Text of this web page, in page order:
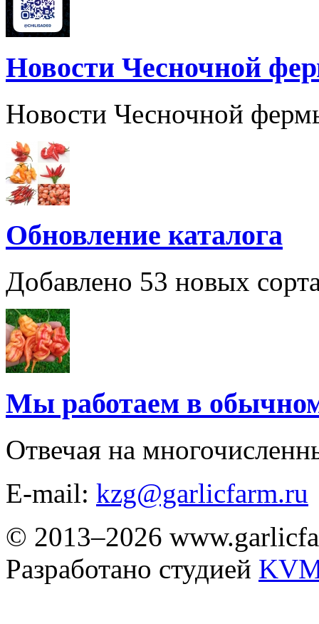
Новости Чесночной
Новости Чесночной
Обновление каталога
Добавлено 53 новых
Мы работаем в
Отвечая на
E-mail: kzg@garlicfarm.ru
© 2013–2026
Разработано студией